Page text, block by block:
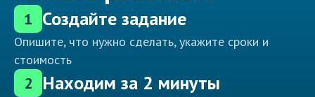
1 Создайте задание
Опишите, что нужно сделать, укажите сроки и
стоимость
2 Находим за 2 минуты